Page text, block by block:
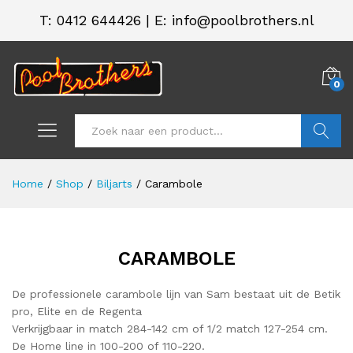
T: 0412 644426 | E: info@poolbrothers.nl
0
Home / Shop / Biljarts / Carambole
CARAMBOLE
De professionele carambole lijn van Sam bestaat uit de Betik
pro, Elite en de Regenta
Verkrijgbaar in match 284-142 cm of 1/2 match 127-254 cm.
De Home line in 100-200 of 110-220.